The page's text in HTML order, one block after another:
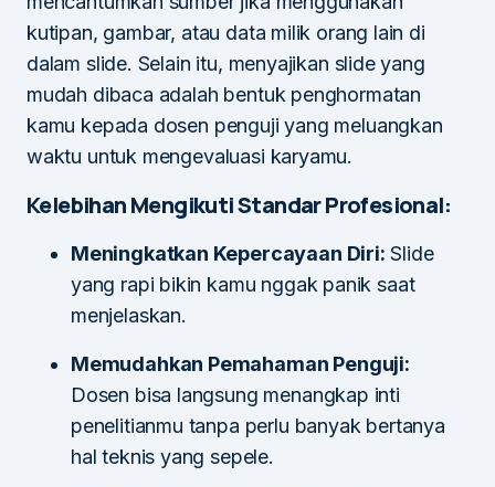
kutipan, gambar, atau data milik orang lain di
dalam slide. Selain itu, menyajikan slide yang
mudah dibaca adalah bentuk penghormatan
kamu kepada dosen penguji yang meluangkan
waktu untuk mengevaluasi karyamu.
Kelebihan Mengikuti Standar Profesional:
Meningkatkan Kepercayaan Diri: Slide
yang rapi bikin kamu nggak panik saat
menjelaskan.
Memudahkan Pemahaman Penguji:
Dosen bisa langsung menangkap inti
penelitianmu tanpa perlu banyak bertanya
hal teknis yang sepele.